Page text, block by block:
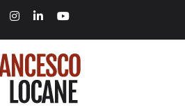
FacebookInstagram
LinkedInYouTube